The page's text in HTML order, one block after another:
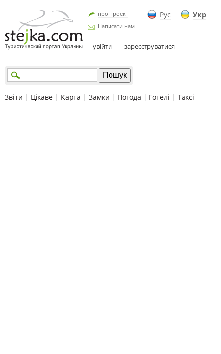
Рус Укр
про проект
Написати нам
увійти зареєструватися
Звіти | Цікаве | Карта | Замки | Погода | Готелі | Таксі